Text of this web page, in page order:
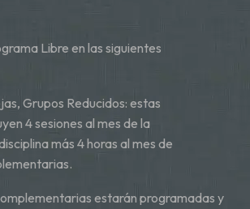
Libre en las siguientes
Grupos Reducidos: estas
4 sesiones al mes de la
más 4 horas al mes de
estarán programadas y